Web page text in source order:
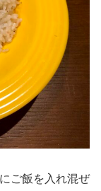
ご飯を入れ混ぜ